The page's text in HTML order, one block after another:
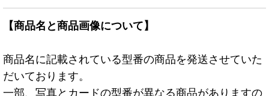
【商品名と商品画像について】
商品名に記載されている型番の商品を発送させていた
だいております。
一部、写真とカードの型番が異なる商品がありますの